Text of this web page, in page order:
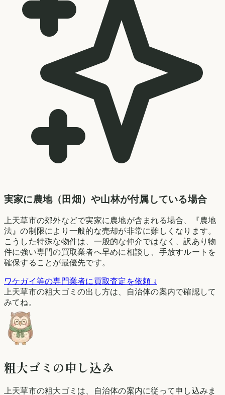
実家に農地（田畑）や山林が付属している場合
上天草市の郊外などで実家に農地が含まれる場合、『農地
法』の制限により一般的な売却が非常に難しくなります。
こうした特殊な物件は、一般的な仲介ではなく、訳あり物
件に強い専門の買取業者へ早めに相談し、手放すルートを
確保することが最優先です。
ワケガイ等の専門業者に買取査定を依頼 ↓
上天草市の粗大ゴミの出し方は、自治体の案内で確認して
みてね。
粗大ゴミの申し込み
上天草市の粗大ゴミは、自治体の案内に従って申し込みま